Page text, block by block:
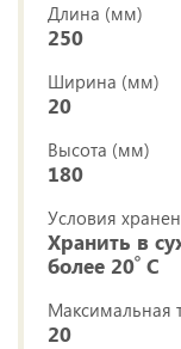
Длина (мм)
250
Ширина (мм)
20
Высота (мм)
180
Условия
Хранить в
более 20ﹾ С
Максимальная
20